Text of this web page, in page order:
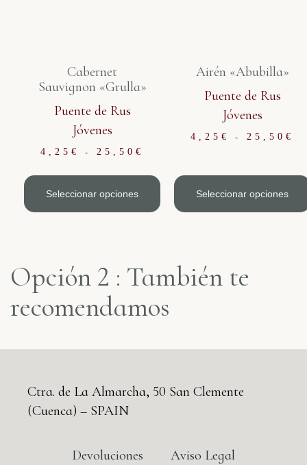
Cabernet
Sauvignon «Grulla»
Puente de Rus
Jóvenes
4,25 € - 25,50 €
Seleccionar opciones
Airén «Abubilla»
Puente de Rus
Jóvenes
4,25 € - 25,50 €
Seleccionar opciones
Opción 2 : También te
recomendamos
Ctra. de La Almarcha, 50 San Clemente
(Cuenca) – SPAIN
Devoluciones
Aviso Legal